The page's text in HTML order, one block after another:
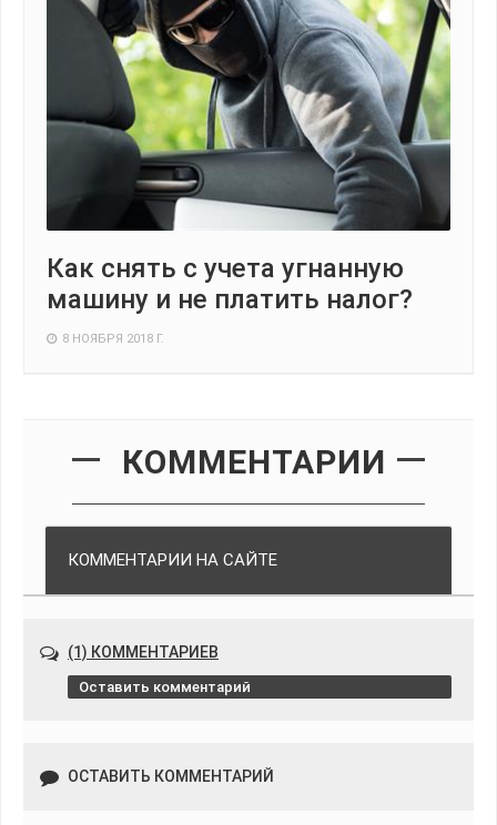
Как снять с учета угнанную
машину и не платить налог?
8 НОЯБРЯ 2018 Г.
КОММЕНТАРИИ
КОММЕНТАРИИ НА САЙТЕ
(1) КОММЕНТАРИЕВ
Оставить комментарий
ОСТАВИТЬ КОММЕНТАРИЙ